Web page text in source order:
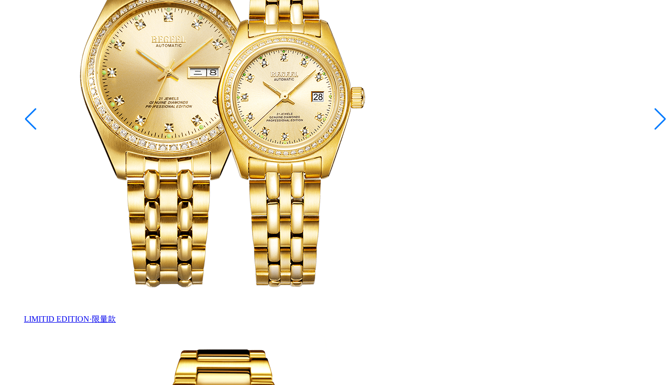
LIMITID EDITION·限量款